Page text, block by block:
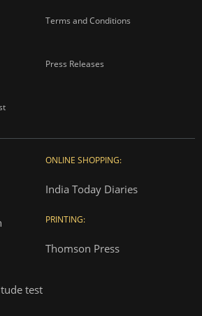
Terms and Conditions
Press Releases
test
ONLINE SHOPPING:
India Today Diaries
PRINTING:
Thomson Press